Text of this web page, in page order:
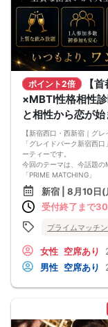
ポイント2倍
【
×MBTI性格相性
と相性から恋が
【新宿西口・西新宿｜グ
「グレイドパーク新宿西
ーティーです。
今回のテーマは、今話題の
「PRIME MATCHING」
〜今夜、恋も自信も爆上が
美容会社プロデュースの新
る大型会場で、性格診断を
当日はグループに分かれ、
きで、お一人参加・初参加
さらに、参加者全員にフ
出会いと自分磨きを同時に
・高級感あふれるラグジュ
・最大100名収容可能な大
・約20分ごとに交流相手
・MBTI性格相性診断をき
新宿 | 8月10日
受付終了まで
プライムマッチ
女性 空席あり
男性 空席あり